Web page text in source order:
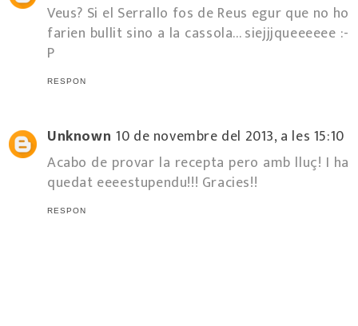
Veus? Si el Serrallo fos de Reus egur que no ho
farien bullit sino a la cassola... siejjjqueeeeee :-
P
RESPON
Unknown 10 de novembre del 2013, a les 15:10
Acabo de provar la recepta pero amb lluç! I ha
quedat eeeestupendu!!! Gracies!!
RESPON